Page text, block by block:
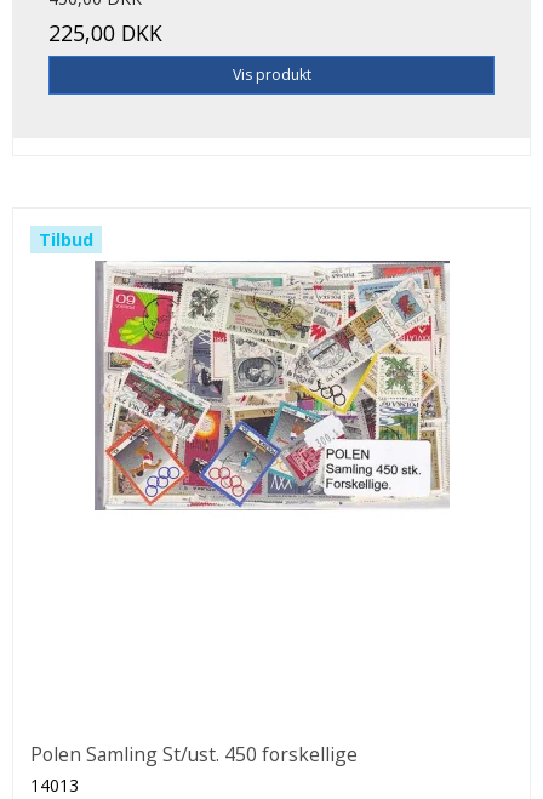
225,00 DKK
Vis produkt
Tilbud
Polen Samling St/ust. 450 forskellige
14013